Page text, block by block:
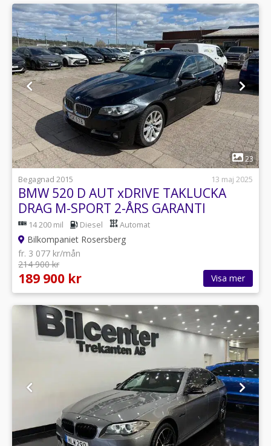
1
23
Begagnad 2015
13 maj 2025
BMW 520 D AUT xDRIVE TAKLUCKA
DRAG M-SPORT 2-ÅRS GARANTI
14 200 mil Diesel Automat
Bilkompaniet Rosersberg
fr. 3 077 kr/mån
214 900 kr
189 900 kr Visa mer